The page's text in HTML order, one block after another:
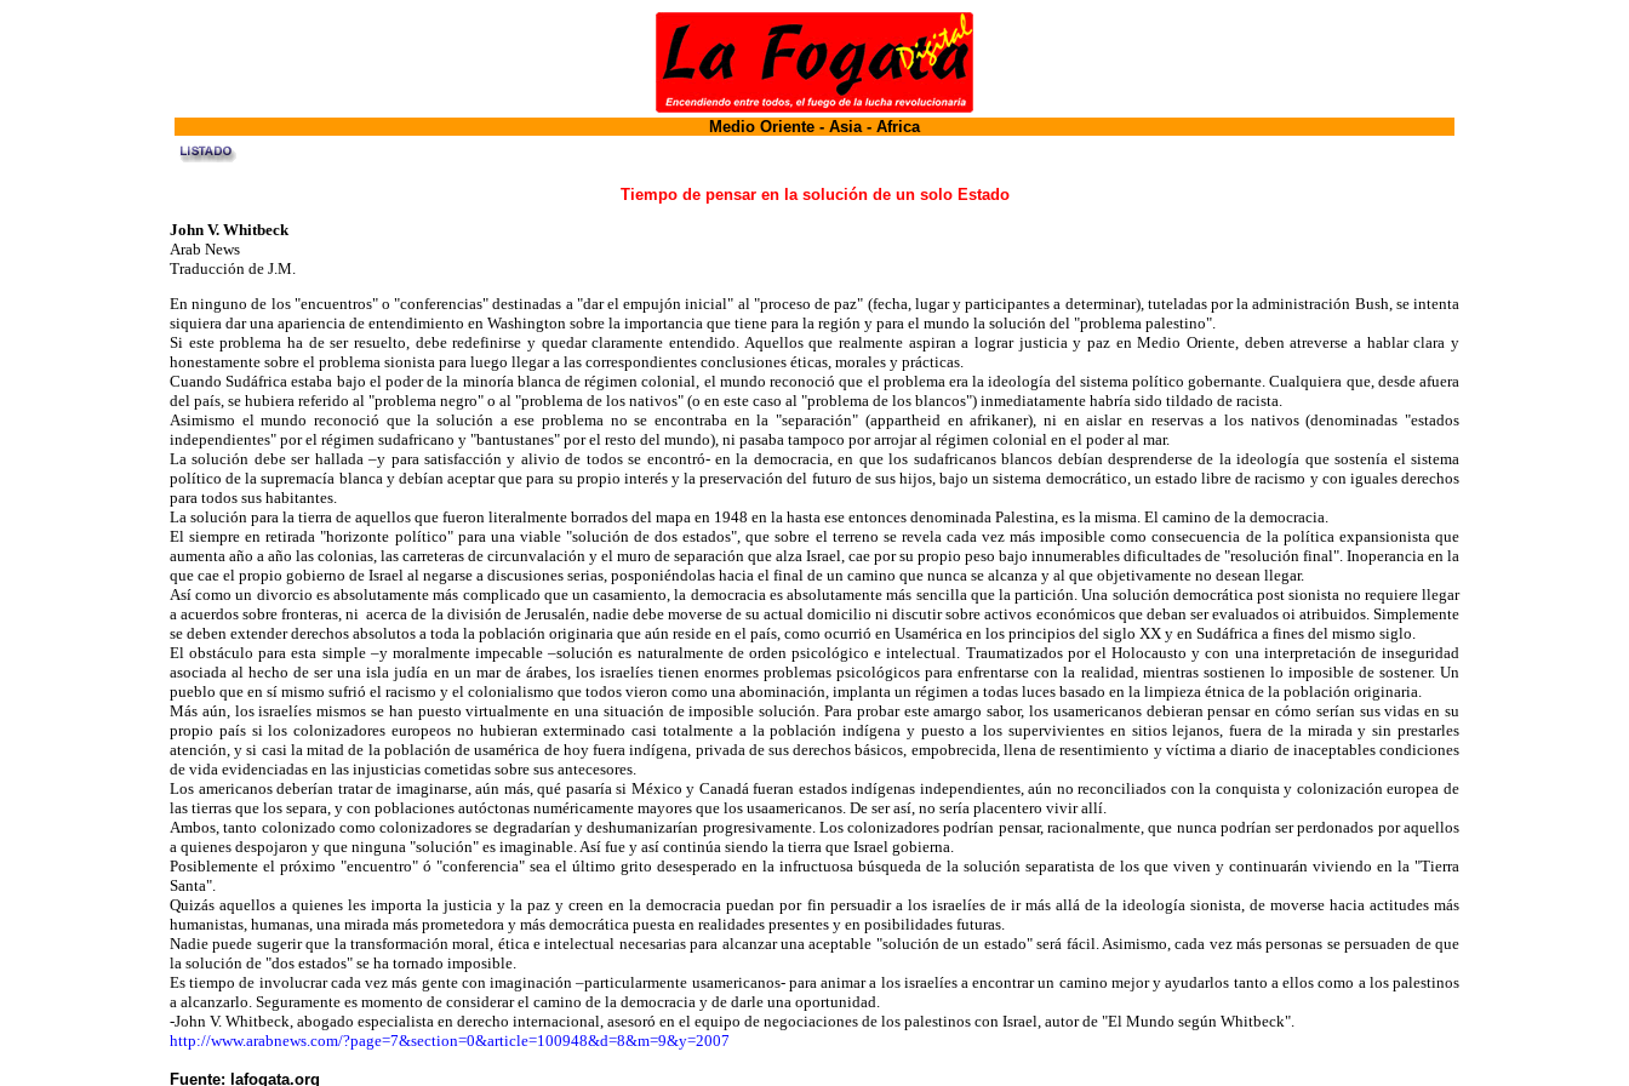
Medio Oriente - Asia - Africa
Tiempo de pensar en la solución de un solo Estado
John V. Whitbeck
Arab News
Traducción de J.M.
En ninguno de los "encuentros" o "conferencias" destinadas a "dar el empujón inicial" al "proceso de paz" (fecha, lugar y participantes a determinar), tuteladas por la administración Bush, se intenta
siquiera dar una apariencia de entendimiento en Washington sobre la importancia que tiene para la región y para el mundo la solución del "problema palestino".
Si este problema ha de ser resuelto, debe redefinirse y quedar claramente entendido. Aquellos que realmente aspiran a lograr justicia y paz en Medio Oriente, deben atreverse a hablar clara y
honestamente sobre el problema sionista para luego llegar a las correspondientes conclusiones éticas, morales y prácticas.
Cuando Sudáfrica estaba bajo el poder de la minoría blanca de régimen colonial, el mundo reconoció que el problema era la ideología del sistema político gobernante. Cualquiera que, desde afuera
del país, se hubiera referido al "problema negro" o al "problema de los nativos" (o en este caso al "problema de los blancos") inmediatamente habría sido tildado de racista.
Asimismo el mundo reconoció que la solución a ese problema no se encontraba en la "separación" (appartheid en afrikaner), ni en aislar en reservas a los nativos (denominadas "estados
independientes" por el régimen sudafricano y "bantustanes" por el resto del mundo), ni pasaba tampoco por arrojar al régimen colonial en el poder al mar.
La solución debe ser hallada –y para satisfacción y alivio de todos se encontró- en la democracia, en que los sudafricanos blancos debían desprenderse de la ideología que sostenía el sistema
político de la supremacía blanca y debían aceptar que para su propio interés y la preservación del futuro de sus hijos, bajo un sistema democrático, un estado libre de racismo y con iguales derechos
para todos sus habitantes.
La solución para la tierra de aquellos que fueron literalmente borrados del mapa en 1948 en la hasta ese entonces denominada Palestina, es la misma. El camino de la democracia.
El siempre en retirada "horizonte político" para una viable "solución de dos estados", que sobre el terreno se revela cada vez más imposible como consecuencia de la política expansionista que
aumenta año a año las colonias, las carreteras de circunvalación y el muro de separación que alza Israel, cae por su propio peso bajo innumerables dificultades de "resolución final". Inoperancia en la
que cae el propio gobierno de Israel al negarse a discusiones serias, posponiéndolas hacia el final de un camino que nunca se alcanza y al que objetivamente no desean llegar.
Así como un divorcio es absolutamente más complicado que un casamiento, la democracia es absolutamente más sencilla que la partición. Una solución democrática post sionista no requiere llegar
a acuerdos sobre fronteras, ni acerca de la división de Jerusalén, nadie debe moverse de su actual domicilio ni discutir sobre activos económicos que deban ser evaluados oi atribuidos. Simplemente
se deben extender derechos absolutos a toda la población originaria que aún reside en el país, como ocurrió en Usamérica en los principios del siglo XX y en Sudáfrica a fines del mismo siglo.
El obstáculo para esta simple –y moralmente impecable –solución es naturalmente de orden psicológico e intelectual. Traumatizados por el Holocausto y con una interpretación de inseguridad
asociada al hecho de ser una isla judía en un mar de árabes, los israelíes tienen enormes problemas psicológicos para enfrentarse con la realidad, mientras sostienen lo imposible de sostener. Un
pueblo que en sí mismo sufrió el racismo y el colonialismo que todos vieron como una abominación, implanta un régimen a todas luces basado en la limpieza étnica de la población originaria.
Más aún, los israelíes mismos se han puesto virtualmente en una situación de imposible solución. Para probar este amargo sabor, los usamericanos debieran pensar en cómo serían sus vidas en su
propio país si los colonizadores europeos no hubieran exterminado casi totalmente a la población indígena y puesto a los supervivientes en sitios lejanos, fuera de la mirada y sin prestarles
atención, y si casi la mitad de la población de usamérica de hoy fuera indígena, privada de sus derechos básicos, empobrecida, llena de resentimiento y víctima a diario de inaceptables condiciones
de vida evidenciadas en las injusticias cometidas sobre sus antecesores.
Los americanos deberían tratar de imaginarse, aún más, qué pasaría si México y Canadá fueran estados indígenas independientes, aún no reconciliados con la conquista y colonización europea de
las tierras que los separa, y con poblaciones autóctonas numéricamente mayores que los usaamericanos. De ser así, no sería placentero vivir allí.
Ambos, tanto colonizado como colonizadores se degradarían y deshumanizarían progresivamente. Los colonizadores podrían pensar, racionalmente, que nunca podrían ser perdonados por aquellos
a quienes despojaron y que ninguna "solución" es imaginable. Así fue y así continúa siendo la tierra que Israel gobierna.
Posiblemente el próximo "encuentro" ó "conferencia" sea el último grito desesperado en la infructuosa búsqueda de la solución separatista de los que viven y continuarán viviendo en la "Tierra
Santa".
Quizás aquellos a quienes les importa la justicia y la paz y creen en la democracia puedan por fin persuadir a los israelíes de ir más allá de la ideología sionista, de moverse hacia actitudes más
humanistas, humanas, una mirada más prometedora y más democrática puesta en realidades presentes y en posibilidades futuras.
Nadie puede sugerir que la transformación moral, ética e intelectual necesarias para alcanzar una aceptable "solución de un estado" será fácil. Asimismo, cada vez más personas se persuaden de que
la solución de "dos estados" se ha tornado imposible.
Es tiempo de involucrar cada vez más gente con imaginación –particularmente usamericanos- para animar a los israelíes a encontrar un camino mejor y ayudarlos tanto a ellos como a los palestinos
a alcanzarlo. Seguramente es momento de considerar el camino de la democracia y de darle una oportunidad.
-John V. Whitbeck, abogado especialista en derecho internacional, asesoró en el equipo de negociaciones de los palestinos con Israel, autor de "El Mundo según Whitbeck".
http://www.arabnews.com/?page=7&section=0&article=100948&d=8&m=9&y=2007
Fuente: lafogata.org